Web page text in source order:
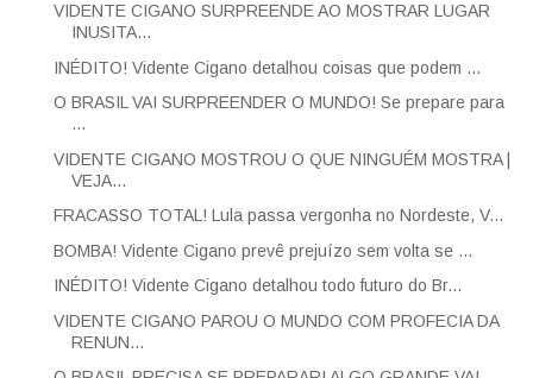
VIDENTE CIGANO SURPREENDE AO MOSTRAR LUGAR
INUSITA...
INÉDITO! Vidente Cigano detalhou coisas que podem ...
O BRASIL VAI SURPREENDER O MUNDO! Se prepare para
...
VIDENTE CIGANO MOSTROU O QUE NINGUÉM MOSTRA |
VEJA...
FRACASSO TOTAL! Lula passa vergonha no Nordeste, V...
BOMBA! Vidente Cigano prevê prejuízo sem volta se ...
INÉDITO! Vidente Cigano detalhou todo futuro do Br...
VIDENTE CIGANO PAROU O MUNDO COM PROFECIA DA
RENUN...